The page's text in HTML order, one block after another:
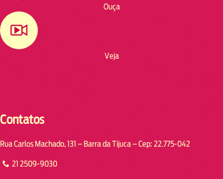
Ouça
Veja
Contatos
Rua Carlos Machado, 131 – Barra da Tijuca – Cep: 22.775-042
21 2509-9030